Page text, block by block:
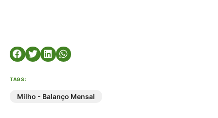
TAGS:
Milho - Balanço Mensal